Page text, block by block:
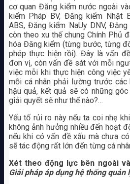
cơ quan Đăng kiểm nước ngoài
kiểm Pháp BV, Đăng kiểm Nhật
ABS, Đăng kiểm NaUy DNV,
còn theo xu thế chung Chính Phủ
hóa Đăng kiểm (từng bước, từng
phép thực hiện rồi). Đây là vấn
đơn vị, còn vấn đề sát với mỗi
việc mỗi khi thực hiện công việc
mỗi cá nhân phải lường trước các
hậu quả, kết quả sẽ có những
giải quyết sẽ như thế nào?…
Yếu tố rủi ro này nếu ta coi nhẹ
không ảnh hưởng nhiều đến hoạt
nếu khi có vấn đề xấu mà chưa
sẽ tác động rất lớn đến từng cá
Xét theo động lực bên ngoài
Giải pháp áp dụng hệ thống quản